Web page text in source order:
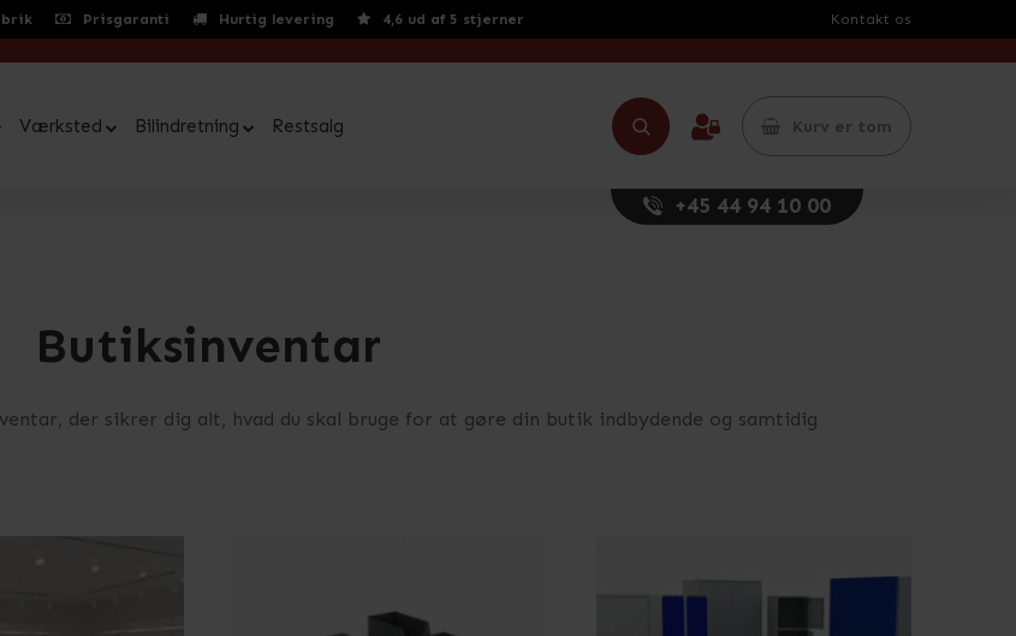
Prisgaranti Hurtig levering 4,6 ud af 5 stjerner Kontakt os
Værksted Bilindretning Restsalg Kurv er tom
+45 44 94 10 00
Butiksinventar
der sikrer dig alt, hvad du skal bruge for at gøre din butik indbydende og samtidig